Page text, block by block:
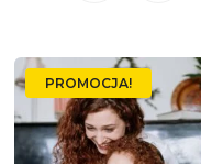
wiele
Opcje
można
PROMOCJA!